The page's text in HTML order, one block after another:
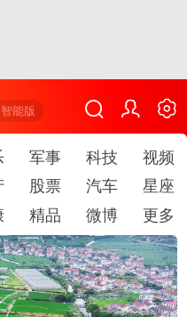
智能版
军事 科技
视频
股票 汽车
星座
精品 微博 更多